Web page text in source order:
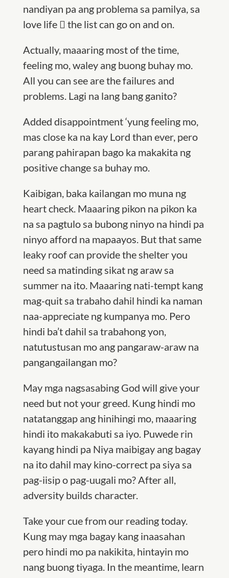
nandiyan pa ang problema sa pamilya, sa
love life  the list can go on and on.
Actually, maaaring most of the time,
feeling mo, waley ang buong buhay mo.
All you can see are the failures and
problems. Lagi na lang bang ganito?
Added disappointment ‘yung feeling mo,
mas close ka na kay Lord than ever, pero
parang pahirapan bago ka makakita ng
positive change sa buhay mo.
Kaibigan, baka kailangan mo muna ng
heart check. Maaaring pikon na pikon ka
na sa pagtulo sa bubong ninyo na hindi pa
ninyo afford na mapaayos. But that same
leaky roof can provide the shelter you
need sa matinding sikat ng araw sa
summer na ito. Maaaring nati-tempt kang
mag-quit sa trabaho dahil hindi ka naman
naa-appreciate ng kumpanya mo. Pero
hindi ba’t dahil sa trabahong yon,
natutustusan mo ang pangaraw-araw na
pangangailangan mo?
May mga nagsasabing God will give your
need but not your greed. Kung hindi mo
natatanggap ang hinihingi mo, maaaring
hindi ito makakabuti sa iyo. Puwede rin
kayang hindi pa Niya maibigay ang bagay
na ito dahil may kino-correct pa siya sa
pag-iisip o pag-uugali mo? After all,
adversity builds character.
Take your cue from our reading today.
Kung may mga bagay kang inaasahan
pero hindi mo pa nakikita, hintayin mo
nang buong tiyaga. In the meantime, learn